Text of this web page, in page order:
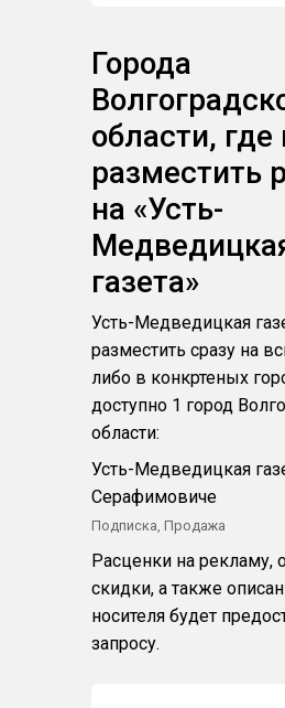
Города
области,
разместить
на «Усть-
газета»
Усть-Медведицкая
разместить сразу на
либо в конкртеных
доступно 1 город
области:
Усть-Медведицкая
Серафимовиче
Подписка, Продажа
Расценки на рекламу,
скидки, а также
носителя будет
запросу.